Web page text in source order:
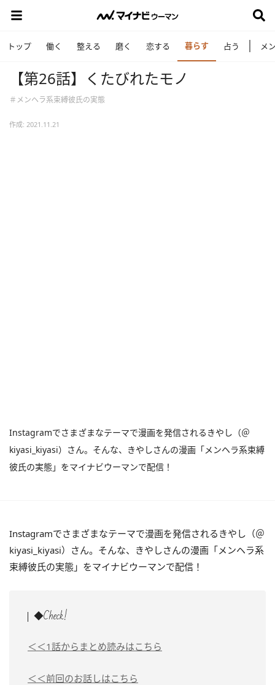
トップ 働く 整える 磨く 恋する 暮らす 占う メ
【第26話】くたびれたモノ
＃メンヘラ系束縛彼氏の実態
作成: 2021.11.21
Instagramでさまざまなテーマで漫画を発信されるきやし（＠
kiyasi_kiyasi）さん。そんな、きやしさんの漫画「メンヘラ系束縛
彼氏の実態」をマイナビウーマンで配信！
Instagramでさまざまなテーマで漫画を発信されるきやし（＠
kiyasi_kiyasi）さん。そんな、きやしさんの漫画「メンヘラ系
束縛彼氏の実態」をマイナビウーマンで配信！
◆Check!
＜＜1話からまとめ読みはこちら
＜＜前回のお話しはこちら